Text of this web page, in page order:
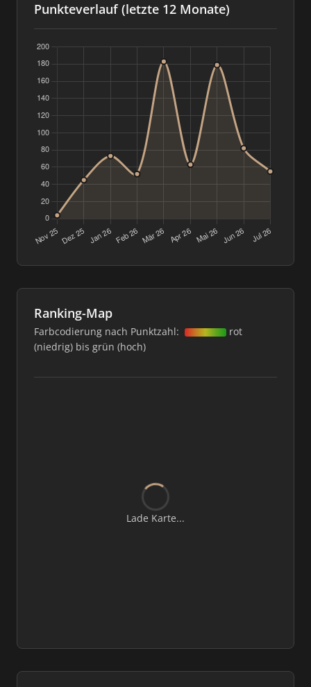
Punkteverlauf (letzte 12 Monate)
Ranking-Map
Farbcodierung nach Punktzahl:
rot
(niedrig) bis grün (hoch)
Lade Karte...